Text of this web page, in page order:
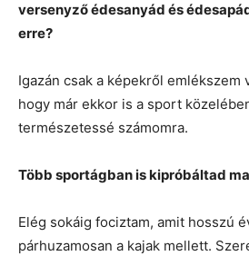
versenyző édesanyád és
erre?
Igazán csak a képekről emlékszem
hogy már ekkor is a sport
természetessé számomra.
Több sportágban is kipróbáltad
Elég sokáig fociztam, amit hosszú
párhuzamosan a kajak mellett.